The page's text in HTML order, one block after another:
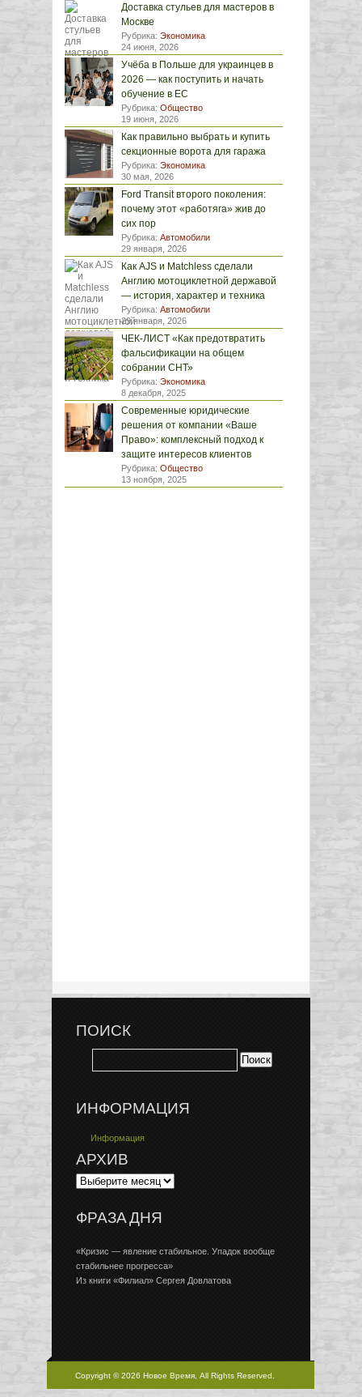
Доставка стульев для мастеров в
Москве
Рубрика: Экономика
24 июня, 2026
Учёба в Польше для украинцев в
2026 — как поступить и начать
обучение в ЕС
Рубрика: Общество
19 июня, 2026
Как правильно выбрать и купить
секционные ворота для гаража
Рубрика: Экономика
30 мая, 2026
Ford Transit второго поколения:
почему этот «работяга» жив до
сих пор
Рубрика: Автомобили
29 января, 2026
Как AJS и Matchless сделали
Англию мотоциклетной державой
— история, характер и техника
Рубрика: Автомобили
29 января, 2026
ЧЕК-ЛИСТ «Как предотвратить
фальсификации на общем
собрании СНТ»
Рубрика: Экономика
8 декабря, 2025
Современные юридические
решения от компании «Ваше
Право»: комплексный подход к
защите интересов клиентов
Рубрика: Общество
13 ноября, 2025
ПОИСК
ИНФОРМАЦИЯ
Информация
АРХИВ
ФРАЗА ДНЯ
«Кризис — явление стабильное. Упадок вообще
стабильнее прогресса»
Из книги «Филиал» Сергея Довлатова
Copyright © 2026 Новое Время, All Rights Reserved.